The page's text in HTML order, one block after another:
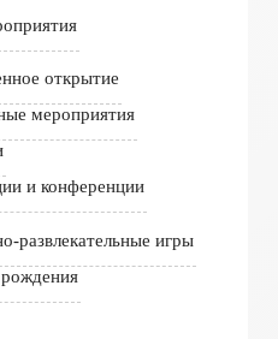
открытие
мероприятия
и конференции
развлекательные игры